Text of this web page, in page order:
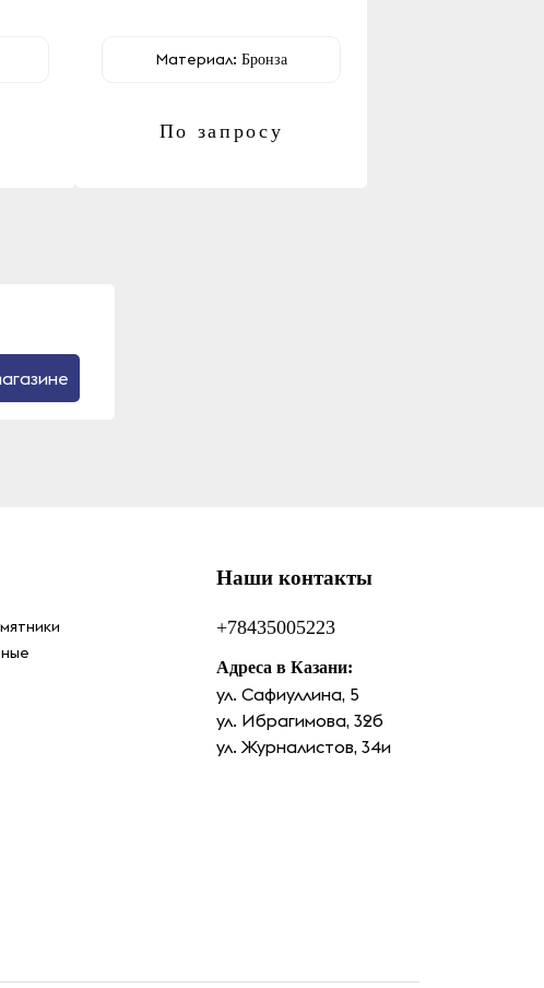
Материал: Бронза
По запросу
Наши контакты
+78435005223
Адреса в Казани:
ул. Сафиуллина, 5
ул. Ибрагимова, 32б
ул. Журналистов, 34и